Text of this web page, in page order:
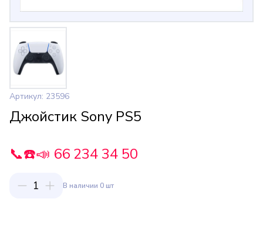
Артикул: 23596
Джойстик Sony PS5
📞☎️📣 66 234 34 50
1 В наличии 0 шт